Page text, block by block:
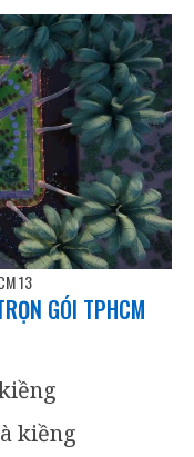
13
GÓI TPHCM
kiềng